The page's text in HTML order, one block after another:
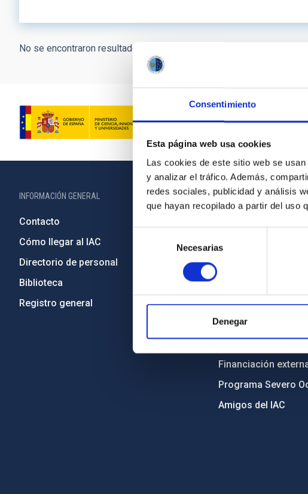
Consentimiento
Esta página web usa cookies
Las cookies de este sitio web se
y analizar el tráfico. Además,
redes sociales, publicidad y análisis
que hayan recopilado a partir del uso
consentimiento
Necesarias
Denegar
No se encontraron resultados.
INFORMACIÓN GENERAL
Contacto
Cómo llegar al IAC
Directorio de personal
Biblioteca
Registro general
INFORMACIÓN
Código ético y
Igualdad y
Forever IAC
Medio Ambiente y
Financiación
Programa Severo
Amigos del IAC